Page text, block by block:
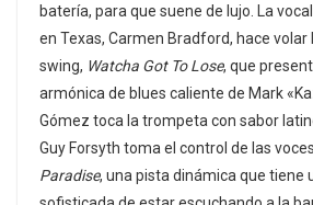
batería, para que suene de lujo. La
en Texas, Carmen Bradford, hace volar
swing, Watcha Got To Lose, que
armónica de blues caliente de Mark
Gómez toca la trompeta con sabor
Guy Forsyth toma el control de las
Paradise, una pista dinámica que tiene